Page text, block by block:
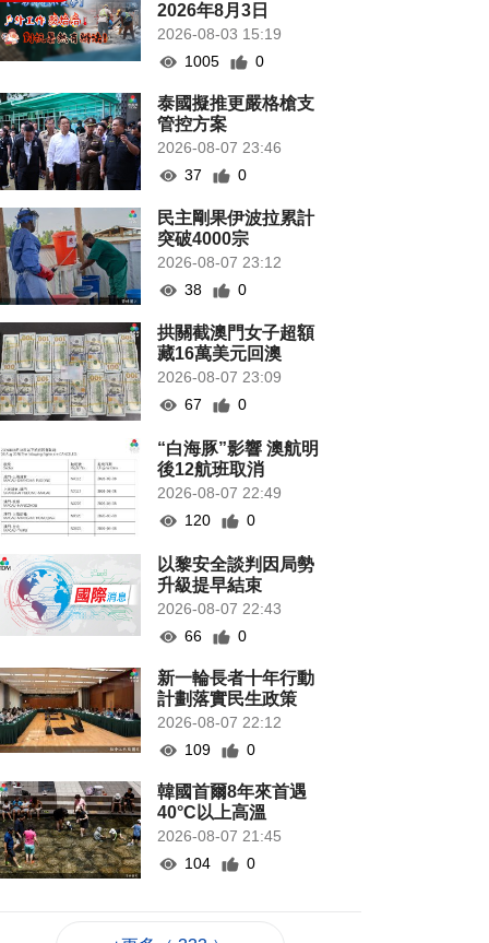
2026年8月3日
2026-08-03 15:19
1005
0
泰國擬推更嚴格槍支
管控方案
2026-08-07 23:46
37
0
民主剛果伊波拉累計
突破4000宗
2026-08-07 23:12
38
0
拱關截澳門女子超額
藏16萬美元回澳
2026-08-07 23:09
67
0
“白海豚”影響 澳航明
後12航班取消
2026-08-07 22:49
120
0
以黎安全談判因局勢
升級提早結束
2026-08-07 22:43
66
0
新一輪長者十年行動
計劃落實民生政策
2026-08-07 22:12
109
0
韓國首爾8年來首遇
40°C以上高溫
2026-08-07 21:45
104
0